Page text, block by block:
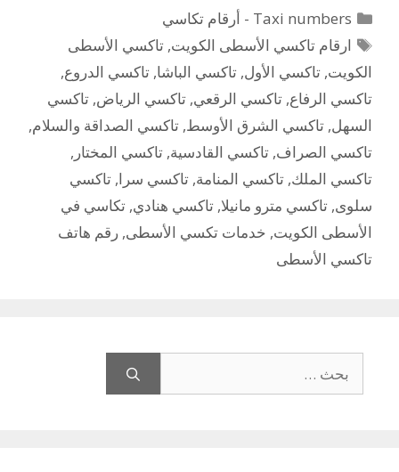
التصنيفات
Taxi numbers - أرقام تكاسي
الوسوم
ارقام تاكسي الأسطى الكويت,تاكسي الأسطى
الكويت, تاكسي الأول, تاكسي الباشا, تاكسي الدروع,
تاكسي الرفاع, تاكسي الرقعي, تاكسي الرياض, تاكسي
السهل, تاكسي الشرق الأوسط, تاكسي الصداقة والسلام,
تاكسي الصراف, تاكسي القادسية, تاكسي المختار ,
تاكسي الملك, تاكسي المنامة, تاكسي سرا, تاكسي
سلوى, تاكسي مترو مانيلا, تاكسي هنادي, تكاسي في
الأسطى الكويت, خدمات تكسي الأسطى, رقم هاتف
تاكسي الأسطى
عن: